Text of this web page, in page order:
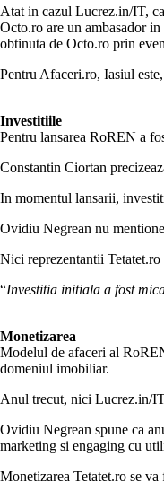
Atat in cazul Lucrez.in/IT,
Octo.ro are un ambasador
obtinuta de Octo.ro prin
Pentru Afaceri.ro, Iasiul
Investitiile
Pentru lansarea RoREN a
Constantin Ciortan
In momentul lansarii,
Ovidiu Negrean nu
Nici reprezentantii
“Investitia initiala a fost
Monetizarea
Modelul de afaceri al
domeniul imobiliar.
Anul trecut, nici Lucrez.in/IT
Ovidiu Negrean spune ca
marketing si engaging cu
Monetizarea Tetatet.ro se